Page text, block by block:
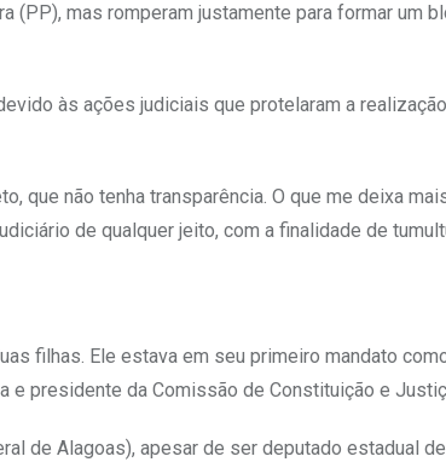
(PP), mas romperam justamente para formar um
às ações judiciais que protelaram a
que não tenha transparência. O que me deixa
de qualquer jeito, com a finalidade de
filhas. Ele estava em seu primeiro mandato
e presidente da Comissão de Constituição e
de Alagoas), apesar de ser deputado estadual